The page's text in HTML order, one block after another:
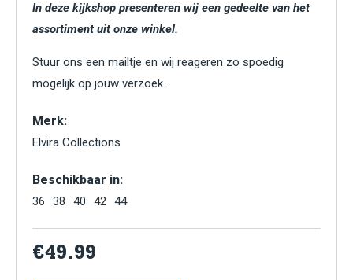
In deze kijkshop presenteren wij een gedeelte van het
assortiment uit onze winkel.
Stuur ons een mailtje en wij reageren zo spoedig
mogelijk op jouw verzoek.
Merk:
Elvira Collections
Beschikbaar in:
36 38 40 42 44
€49.99